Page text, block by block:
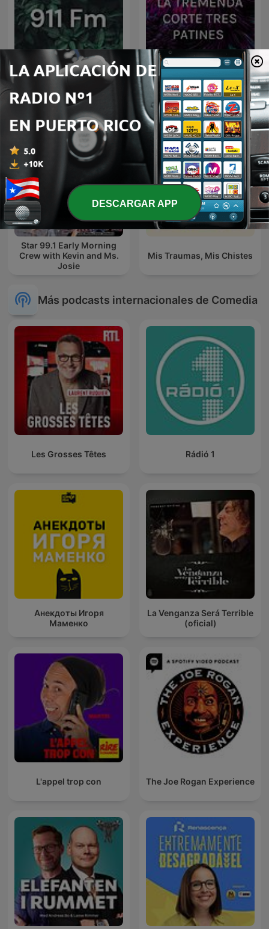
911 Fm
LA TREMENDA CORTE
TRES PATINES
Star 99.1 Early Morning
Crew with Kevin and Ms.
Josie
Mis Traumas, Mis Chistes
Más podcasts internacionales de Comedia
Les Grosses Têtes Rádió 1
Анекдоты Игоря
Маменко
La Venganza Será Terrible
(oficial)
L'appel trop con The Joe Rogan Experience
DESCARGAR APP